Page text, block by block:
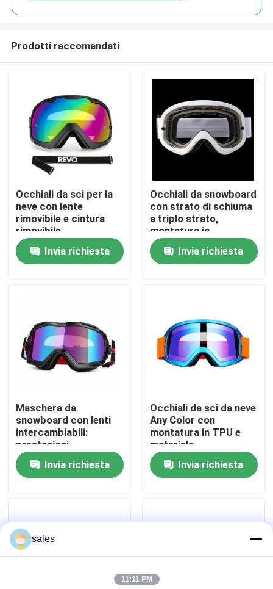
Casa
Giro della fabbrica
Notizia
casi
Anti-Fog nuoto occhiali
Occhiali di protezione degli occhiali di protezione
Prodotti raccomandati
Occhiali da sci per la
neve con lente
rimovibile e cintura
rimovibile
Invia richiesta
Occhiali da snowboard
con strato di schiuma
a triplo strato,
montatura in
poliuretano
termoplastico per una
protezione duratura
Invia richiesta
Maschera da
snowboard con lenti
intercambiabili:
prestazioni
personalizzabili e
imbattibiliInvia richiesta
Occhiali da sci da neve
Any Color con
montatura in TPU e
materiale
poliuretanico
termoplastico per
attività all'aperto
Invia richiesta
sales
11:11 PM